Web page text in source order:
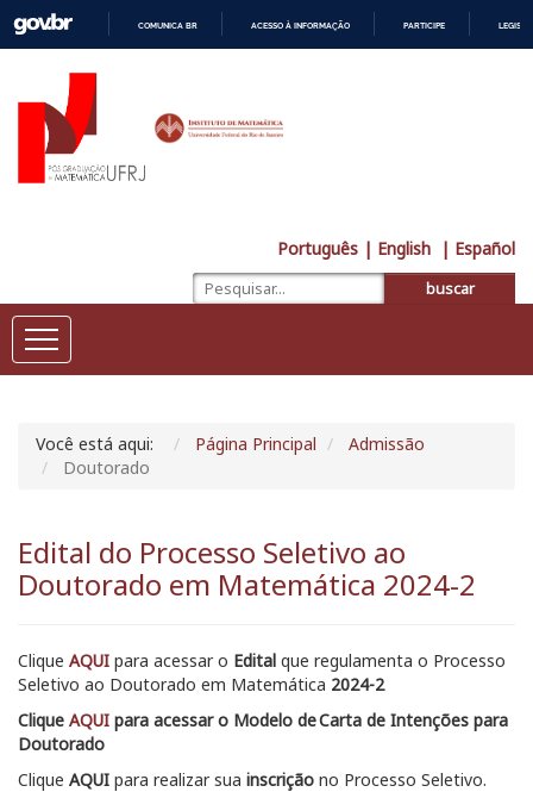
COMUNICA BR ACESSO À INFORMAÇÃO PARTICIPE
Português | English | Español
buscar
Você está aqui: Página Principal
Admissão
Doutorado
Edital do Processo Seletivo ao
Doutorado em Matemática 2024-2
Clique AQUI para acessar o Edital que regulamenta o Processo
Seletivo ao Doutorado em Matemática 2024-2
Clique AQUI para acessar o Modelo de Carta de Intenções para
Doutorado
Clique AQUI para realizar sua inscrição no Processo Seletivo.